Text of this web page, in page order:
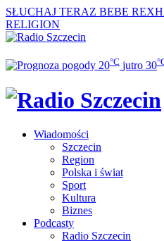
SŁUCHAJ TERAZ BEBE
RELIGION
20°C jutro 30
Wiadomości
Szczecin
Region
Polska i świat
Sport
Kultura
Biznes
Podcasty
Radio Szczecin